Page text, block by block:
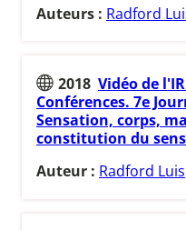
Auteurs : Radford
2018 Vidéo de
Conférences. 7e
Sensation, corps,
constitution du
Auteur : Radford Luis